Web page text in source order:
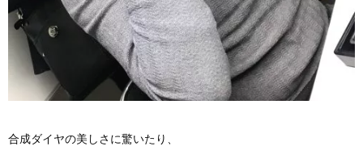
合成ダイヤの美しさに驚いたり、